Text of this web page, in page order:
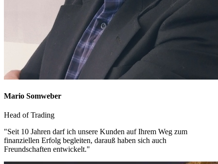
Mario Somweber
Head of Trading
"Seit 10 Jahren darf ich unsere Kunden auf Ihrem Weg zum
finanziellen Erfolg begleiten, darauß haben sich auch
Freundschaften entwickelt."